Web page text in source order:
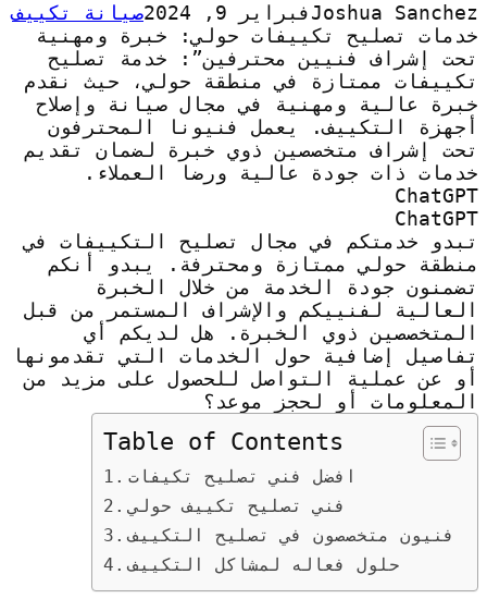
Joshua Sanchezفبراير 9, 2024
صيانة تكييف
خدمات تصليح تكييفات حولي: خبرة ومهنية
تحت إشراف فنيين محترفين”: خدمة تصليح
تكييفات ممتازة في منطقة حولي، حيث نقدم
خبرة عالية ومهنية في مجال صيانة وإصلاح
أجهزة التكييف. يعمل فنيونا المحترفون
تحت إشراف متخصصين ذوي خبرة لضمان تقديم
خدمات ذات جودة عالية ورضا العملاء.
ChatGPT
ChatGPT
تبدو خدمتكم في مجال تصليح التكييفات في
منطقة حولي ممتازة ومحترفة. يبدو أنكم
تضمنون جودة الخدمة من خلال الخبرة
العالية لفنييكم والإشراف المستمر من قبل
المتخصصين ذوي الخبرة. هل لديكم أي
تفاصيل إضافية حول الخدمات التي تقدمونها
أو عن عملية التواصل للحصول على مزيد من
المعلومات أو لحجز موعد؟
Table of Contents
افضل فني تصليح تكيفات
فني تصليح تكييف حولي
فنيون متخصصون في تصليح التكييف
حلول فعاله لمشاكل التكييف